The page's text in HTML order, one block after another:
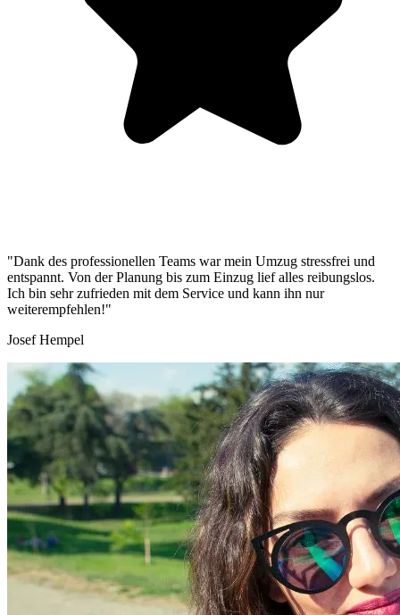
"Dank des professionellen Teams war mein Umzug stressfrei und
entspannt. Von der Planung bis zum Einzug lief alles reibungslos.
Ich bin sehr zufrieden mit dem Service und kann ihn nur
weiterempfehlen!"
Josef Hempel